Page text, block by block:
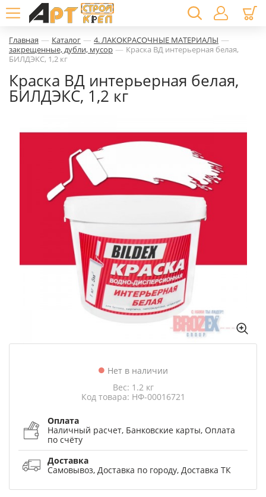
Главная — Каталог — 4. ЛАКОКРАСОЧНЫЕ МАТЕРИАЛЫ —
закрещенные, дубли, мусор — Краска ВД интерьерная белая,
БИЛДЭКС, 1,2 кг
Краска ВД интерьерная белая,
БИЛДЭКС, 1,2 кг
Нет в наличии
Вес: 1.2 кг
Код товара: НФ-00016721
Оплата
Наличный расчет, Банковские карты, Оплата
по счёту
Доставка
Самовывоз, Доставка по городу, Доставка ТК